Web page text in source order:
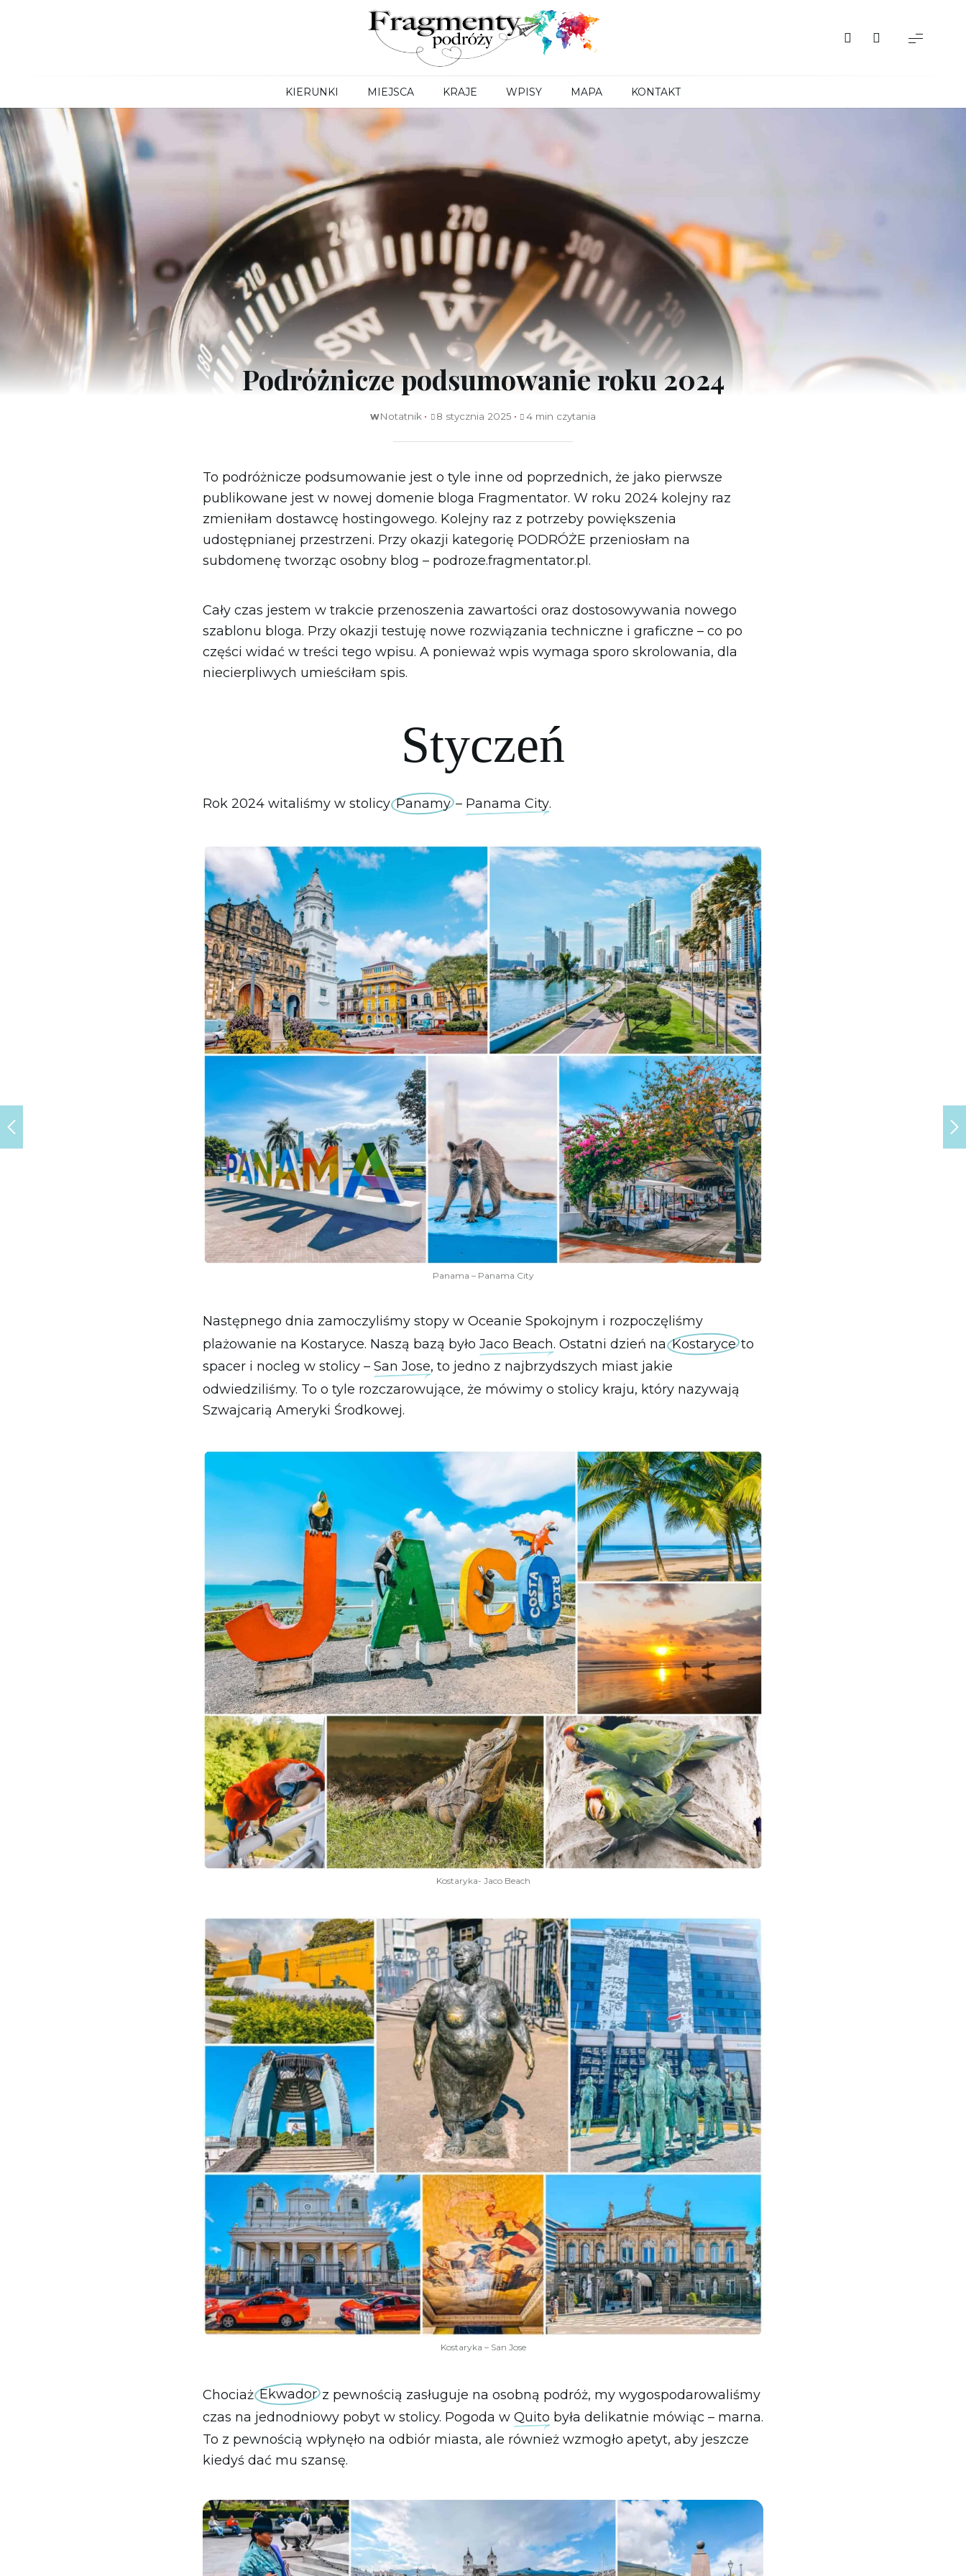
Fragmenty
KIERUNKI MIEJSCA KRAJE
Egipt
Maroko
Senegal
Zanzibar
Brazylia
Dominikana
Ekwador
Jamajka
Kanada
Kolumbia
Kostaryka
Kuba
Meksyk
Panama
Urugwaj
USA
Izrael
Katar
Malediwy
Oman
Palestyna
Rosja
Singapur
Syria
Turcja
Wietnam
Chorwacja
Czarnogóra
Czechy
Dania
Finlandia
Francja
Grecja
Hiszpania
WPISY MAPA KONTAKT
Podróżnicze podsumowanie roku 2024
wNotatnik 8 stycznia 2025 4 min czytania
To podróżnicze podsumowanie jest o tyle inne od poprzednich, że jako pierwsze
publikowane jest w nowej domenie bloga Fragmentator. W roku 2024 kolejny raz
zmieniłam dostawcę hostingowego. Kolejny raz z potrzeby powiększenia
udostępnianej przestrzeni. Przy okazji kategorię PODRÓŻE przeniosłam na
subdomenę tworząc osobny blog – podroze.fragmentator.pl.
Cały czas jestem w trakcie przenoszenia zawartości oraz dostosowywania nowego
szablonu bloga. Przy okazji testuję nowe rozwiązania techniczne i graficzne – co po
części widać w treści tego wpisu. A ponieważ wpis wymaga sporo skrolowania, dla
niecierpliwych umieściłam spis.
Styczeń
Rok 2024 witaliśmy w stolicyPanamy– Panama City.
Panama – Panama City
Następnego dnia zamoczyliśmy stopy w Oceanie Spokojnym i rozpoczęliśmy
plażowanie na Kostaryce. Naszą bazą było Jaco Beach. Ostatni dzień naKostaryceto
spacer i nocleg w stolicy – San Jose, to jedno z najbrzydszych miast jakie
odwiedziliśmy. To o tyle rozczarowujące, że mówimy o stolicy kraju, który nazywają
Szwajcarią Ameryki Środkowej.
Kostaryka- Jaco Beach
Kostaryka – San Jose
ChociażEkwadorz pewnością zasługuje na osobną podróż, my wygospodarowaliśmy
czas na jednodniowy pobyt w stolicy. Pogoda w Quito była delikatnie mówiąc – marna.
To z pewnością wpłynęło na odbiór miasta, ale również wzmogło apetyt, aby jeszcze
kiedyś dać mu szansę.